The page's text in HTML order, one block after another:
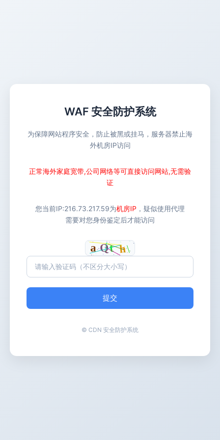
WAF 安全防护系统
为保障网站程序安全，防止被黑或挂马，服务器禁止海
外机房IP访问
正常海外家庭宽带,公司网络等可直接访问网站,无需验
证
您当前IP:216.73.217.59为机房IP ，疑似使用代理
需要对您身份鉴定后才能访问
提交
© CDN 安全防护系统